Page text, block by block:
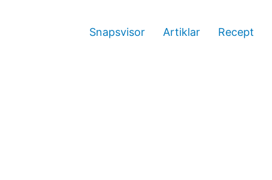
Snapsvisor Artiklar Recept